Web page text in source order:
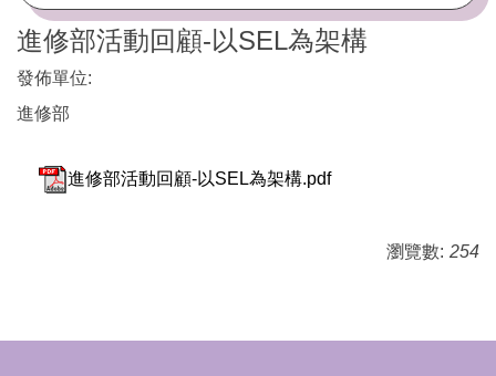
進修部活動回顧-以SEL為架構
發佈單位:
進修部
進修部活動回顧-以SEL為架構.pdf
瀏覽數: 254